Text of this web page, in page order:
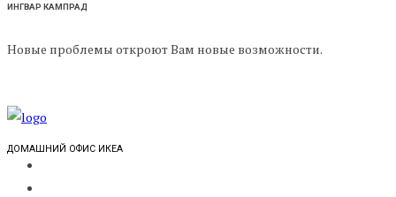
ИНГВАР КАМПРАД
Новые проблемы откроют Вам новые возможности.
ДОМАШНИЙ ОФИС ИКЕА